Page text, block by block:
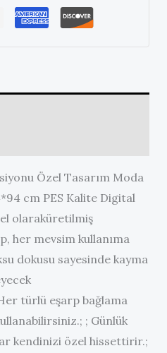
Özel Tasarım Moda
cm PES Kalite Digital
olaraküretilmiş
her mevsim kullanıma
dokusu sayesinde kayma
türlü eşarp bağlama
; Günlük
kendinizi özel hissettirir.;